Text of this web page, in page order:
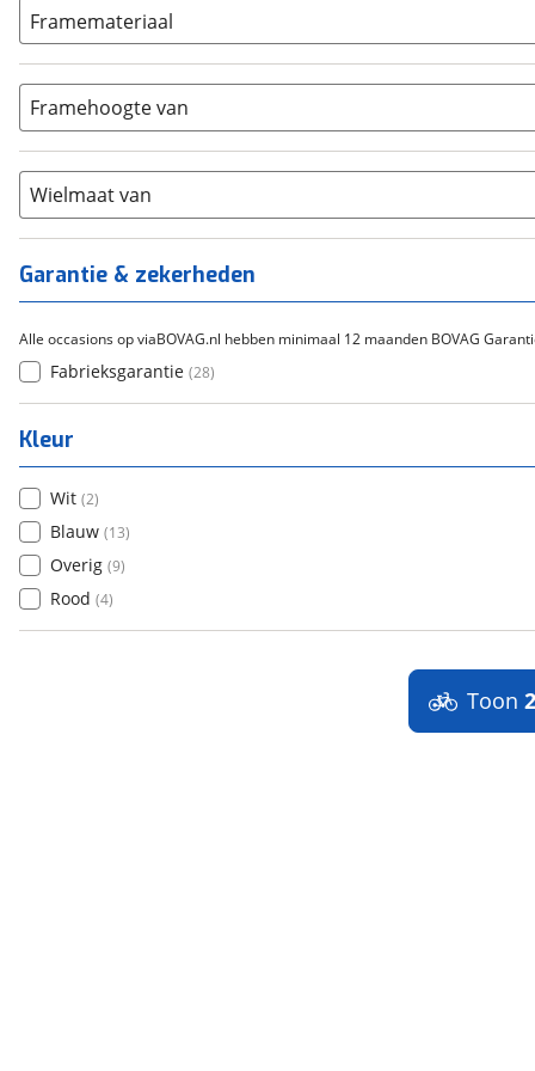
ION (0)
Bafang
Gazelle (0)
Cortina (0)
Flyer (0)
Overig ( 0)
5-8 (28)
9-14
15-20 (0)
21+
Framemateriaal
Aluminium (28)
Carbon
Chroom-molybdeen (0)
Scandium
Staal (0 )
Tica
Framehoogte van
Wielmaat van
Garantie & zekerheden
Alle occasions op viaBOVAG.nl hebben minimaal 12 maanden BOVAG
Fabrieksgarantie (28)
Kleur
Wit (2)
Blauw (13)
Overig (9)
Rood (4)
Toon